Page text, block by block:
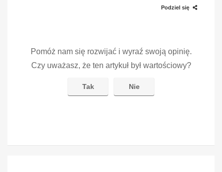
Podziel się
Pomóż nam się rozwijać i wyraź swoją opinię.
Czy uważasz, że ten artykuł był wartościowy?
Tak Nie